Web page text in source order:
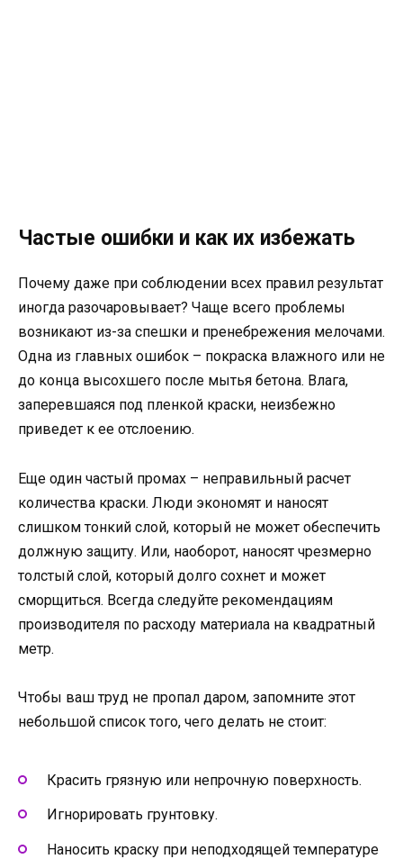
Частые ошибки и как их избежать
Почему даже при соблюдении всех правил результат
иногда разочаровывает? Чаще всего проблемы
возникают из-за спешки и пренебрежения мелочами.
Одна из главных ошибок – покраска влажного или не
до конца высохшего после мытья бетона. Влага,
заперевшаяся под пленкой краски, неизбежно
приведет к ее отслоению.
Еще один частый промах – неправильный расчет
количества краски. Люди экономят и наносят
слишком тонкий слой, который не может обеспечить
должную защиту. Или, наоборот, наносят чрезмерно
толстый слой, который долго сохнет и может
сморщиться. Всегда следуйте рекомендациям
производителя по расходу материала на квадратный
метр.
Чтобы ваш труд не пропал даром, запомните этот
небольшой список того, чего делать не стоит:
Красить грязную или непрочную поверхность.
Игнорировать грунтовку.
Наносить краску при неподходящей температуре